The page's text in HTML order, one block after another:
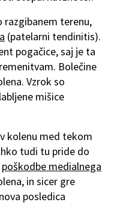
terenu,
(patelarni tendinitis).
pogačice, saj je ta
Bolečine
Vzrok so
mišice
kolenu med tekom
tudi tu pride do
poškodbe medialnega
in sicer gre
posledica